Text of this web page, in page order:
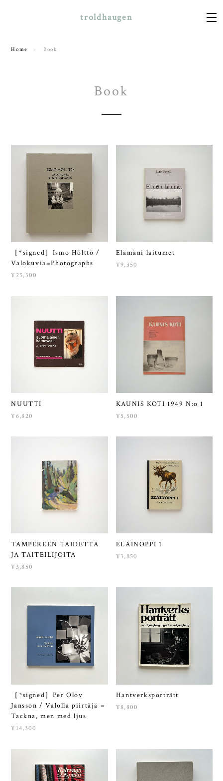
troldhaugen
Home Book
Book
［*signed］Ismo Hölttö /
Valokuvia=Photographs
¥25,300
Elämäni laitumet
¥9,350
NUUTTI
¥6,820
KAUNIS KOTI 1949 N:o 1
¥5,500
TAMPEREEN TAIDETTA
JA TAITEILIJOITA
¥3,850
ELÄINOPPI 1
¥3,850
［*signed］Per Olov
Jansson / Valolla piirtäjä =
Tackna, men med ljus
¥14,300
Hantverksporträtt
¥8,800